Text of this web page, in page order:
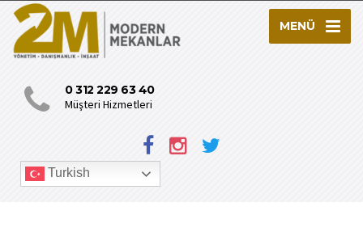
MENÜ
0 312 229 63 40
Müşteri Hizmetleri
Turkish